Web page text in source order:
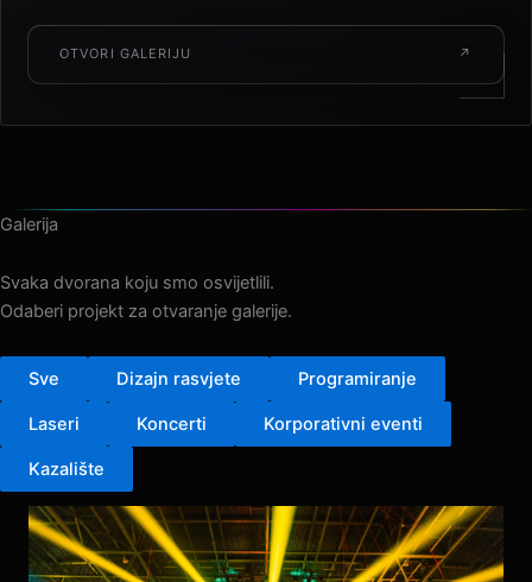
OTVORI GALERIJU ↗
Galerija
Svaka dvorana koju smo osvijetlili.
Odaberi projekt za otvaranje galerije.
Sve Dizajn rasvjete Programiranje
Laseri Koncerti Korporativni eventi
Kazalište